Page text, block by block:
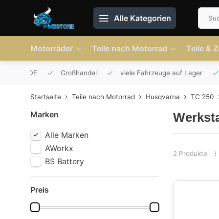
Alle Kategorien
Motorräder Teile nach Motorrad Teile &
und DE Großhandel viele Fahrzeuge auf Lager
Startseite Teile nach Motorrad Husqvarna TC 250
Marken
Alle Marken
AWorkx
BS Battery
Preis
2 Produkte